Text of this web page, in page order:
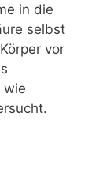
in die
selbst
vor
wie